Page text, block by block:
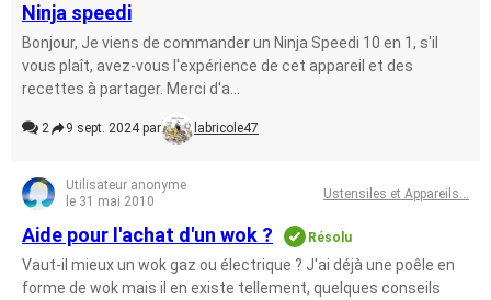
Ninja speedi
Bonjour, Je viens de commander un Ninja Speedi 10 en 1, s'il
vous plaît, avez-vous l'expérience de cet appareil et des
recettes à partager. Merci d'a...
2 9 sept. 2024 par labricole47
Utilisateur anonyme
le 31 mai 2010
Ustensiles et Appareils...
Aide pour l'achat d'un wok ? Résolu
Vaut-il mieux un wok gaz ou électrique ? J'ai déjà une poêle en
forme de wok mais il en existe tellement, quelques conseils